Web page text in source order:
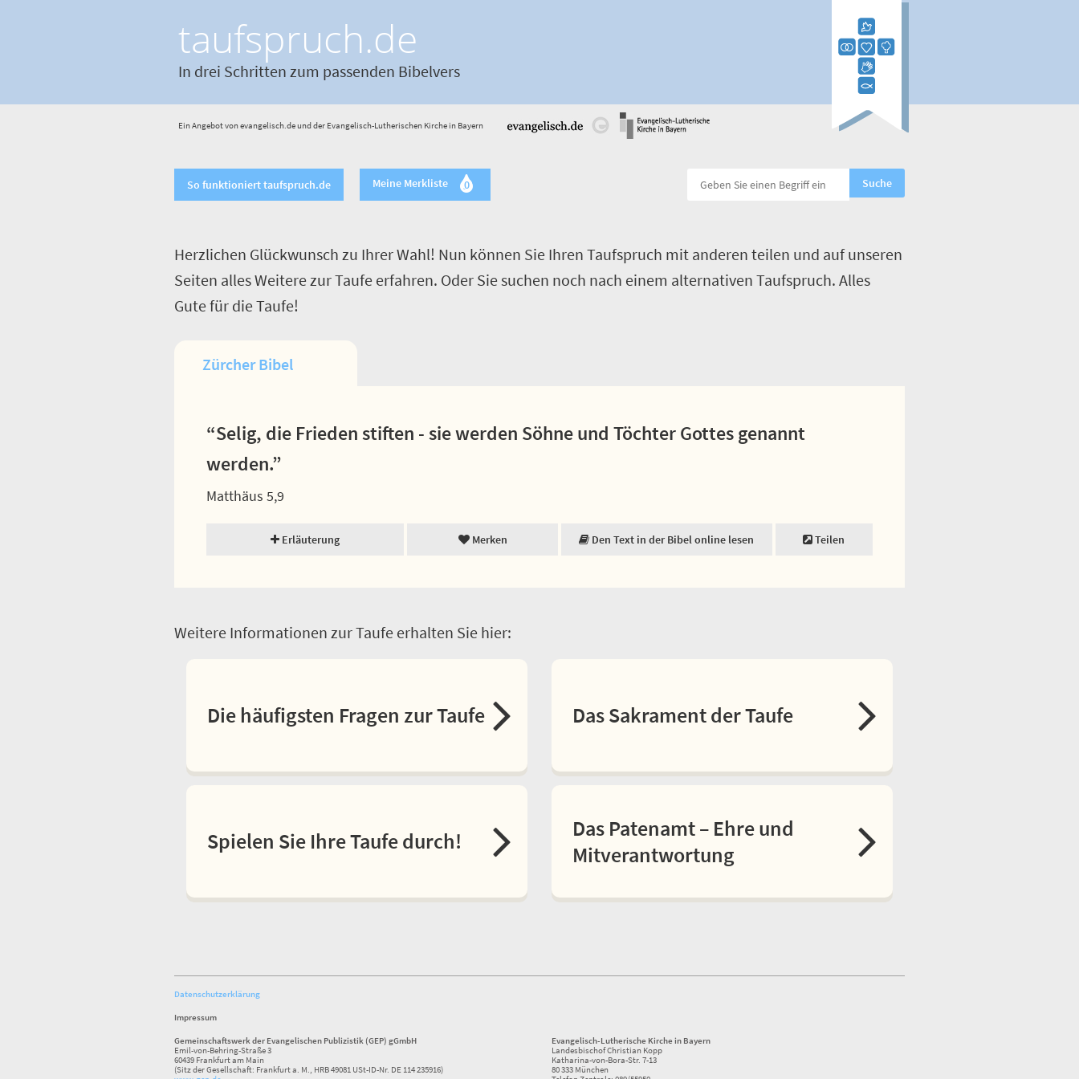
taufspruch.de
In drei Schritten zum passenden Bibelvers
Ein Angebot von evangelisch.de und der Evangelisch-Lutherischen Kirche in Bayern
So funktioniert taufspruch.de Meine Merkliste 0
Herzlichen Glückwunsch zu Ihrer Wahl! Nun können Sie Ihren Taufspruch mit anderen teilen und auf unseren
Seiten alles Weitere zur Taufe erfahren. Oder Sie suchen noch nach einem alternativen Taufspruch. Alles
Gute für die Taufe!
Zürcher Bibel
“Selig, die Frieden stiften - sie werden Söhne und Töchter Gottes genannt
werden.”
Matthäus 5,9
Erläuterung Merken Den Text in der Bibel online lesen Teilen
Weitere Informationen zur Taufe erhalten Sie hier:
Die häufigsten Fragen zur Taufe Das Sakrament der Taufe
Spielen Sie Ihre Taufe durch!
Das Patenamt – Ehre und
Mitverantwortung
Datenschutzerklärung
Impressum
Gemeinschaftswerk der Evangelischen Publizistik (GEP) gGmbH
Emil-von-Behring-Straße 3
60439 Frankfurt am Main
(Sitz der Gesellschaft: Frankfurt a. M., HRB 49081 USt-ID-Nr. DE 114 235916)
Evangelisch-Lutherische Kirche in Bayern
Landesbischof Christian Kopp
Katharina-von-Bora-Str. 7-13
80 333 München